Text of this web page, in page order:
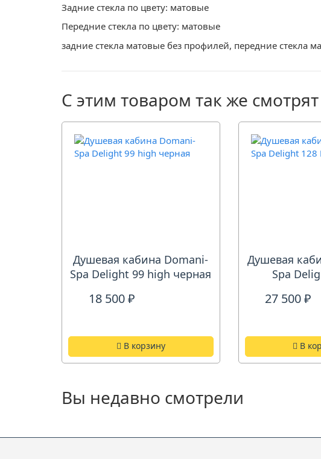
Задние стекла по цвету: матовые
Передние стекла по цвету: матовые
задние стекла матовые без профилей, передние стекла
С этим товаром так же смотрят
Душевая кабина Domani-
Spa Delight 99 high черная
18 500 ₽
В корзину
Душевая
Spa
27 500 ₽
В
Вы недавно смотрели